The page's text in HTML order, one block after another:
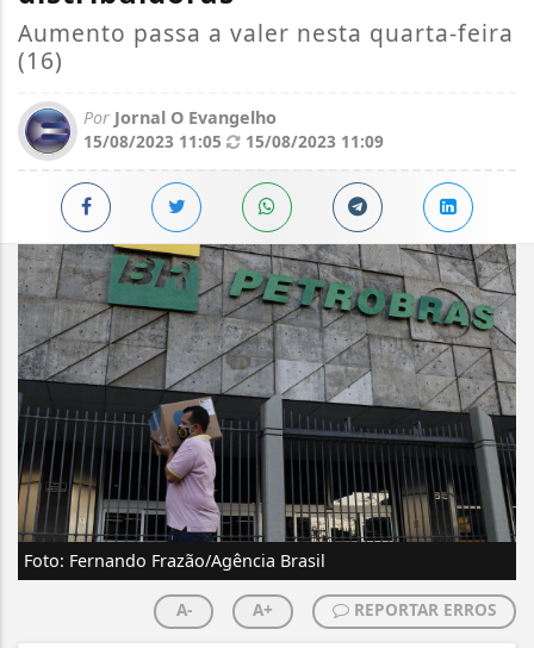
Aumento passa a valer nesta quarta-feira
(16)
Por Jornal O Evangelho
15/08/2023 11:05
15/08/2023 11:09
Foto: Fernando Frazão/Agência Brasil
A- A+ REPORTAR ERROS